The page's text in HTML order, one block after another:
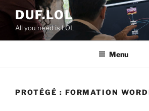
Aller
contenu
principal
DUF.LOL
All you need is LOL
Menu
PROTÉGÉ : FORMATION